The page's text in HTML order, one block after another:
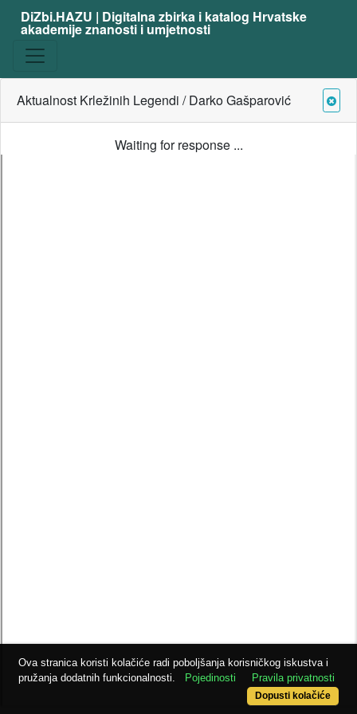
DiZbi.HAZU | Digitalna zbirka i katalog Hrvatske
akademije znanosti i umjetnosti
Aktualnost Krležinih Legendi / Darko Gašparović
Waiting for response ...
Ova stranica koristi kolačiće radi poboljšanja korisničkog iskustva i
pružanja dodatnih funkcionalnosti.
Pojedinosti Pravila privatnosti
Dopusti kolačiće